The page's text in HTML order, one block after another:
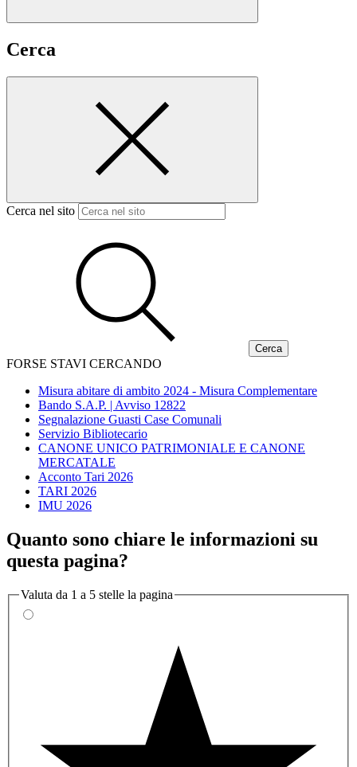
Cerca
Cerca nel sito
FORSE STAVI CERCANDO
Misura abitare di ambito 2024 - Misura Complementare
Bando S.A.P. | Avviso 12822
Segnalazione Guasti Case Comunali
Servizio Bibliotecario
CANONE UNICO PATRIMONIALE E CANONE
MERCATALE
Acconto Tari 2026
TARI 2026
IMU 2026
Quanto sono chiare le informazioni su
questa pagina?
Valuta da 1 a 5 stelle la pagina